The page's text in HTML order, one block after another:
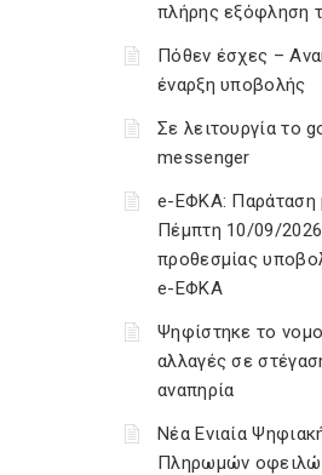
πλήρης εξόφληση
Πόθεν έσχες –
έναρξη υποβολής
Σε λειτουργία το
messenger
e-ΕΦΚΑ: Παράταση
Πέμπτη 10/09/
προθεσμίας
e-ΕΦΚΑ
Ψηφίστηκε το
αλλαγές σε
αναπηρία
Νέα Ενιαία
Πληρωμών